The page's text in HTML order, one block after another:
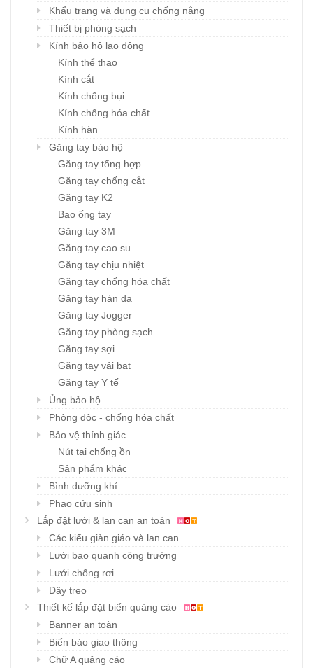
Khẩu trang và dụng cụ chống nắng
Thiết bị phòng sạch
Kính bảo hộ lao động
Kính thể thao
Kính cắt
Kính chống bụi
Kính chống hóa chất
Kính hàn
Găng tay bảo hộ
Găng tay tổng hợp
Găng tay chống cắt
Găng tay K2
Bao ống tay
Găng tay 3M
Găng tay cao su
Găng tay chịu nhiệt
Găng tay chống hóa chất
Găng tay hàn da
Găng tay Jogger
Găng tay phòng sạch
Găng tay sợi
Găng tay vải bạt
Găng tay Y tế
Ủng bảo hộ
Phòng độc - chống hóa chất
Bảo vệ thính giác
Nút tai chống ồn
Sản phẩm khác
Bình dưỡng khí
Phao cứu sinh
Lắp đặt lưới & lan can an toàn
Các kiểu giàn giáo và lan can
Lưới bao quanh công trường
Lưới chống rơi
Dây treo
Thiết kế lắp đặt biển quảng cáo
Banner an toàn
Biển báo giao thông
Chữ A quảng cáo